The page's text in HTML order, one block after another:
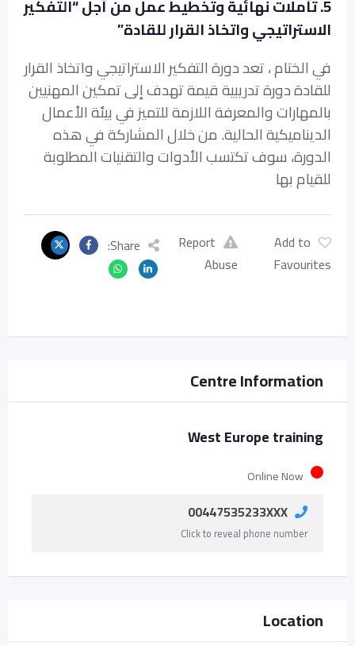
5. تأملات نهائية وتخطيط عمل من أجل “التفكير
الاستراتيجي واتخاذ القرار للقادة”
في الختام ، تعد دورة التفكير الاستراتيجي واتخاذ القرار
للقادة دورة تدريبية قيمة تهدف إلى تمكين المهنيين
بالمهارات والمعرفة اللازمة للتميز في بيئة الأعمال
الديناميكية الحالية. من خلال المشاركة في هذه
الدورة، سوف تكتسب الأدوات والتقنيات المطلوبة
للقيام بها
Add to
Favourites
Report
Abuse
Share:
Centre Information
West Europe training
Online Now
00447535233XXX
Click to reveal phone number
Location